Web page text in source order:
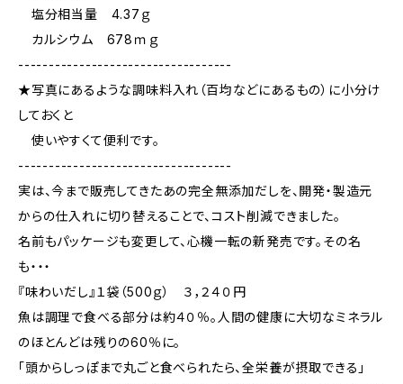
塩分相当量 4.37ｇ
カルシウム 678ｍｇ
-----------------------------------
★写真にあるような調味料入れ（百均などにあるもの）に小分け
しておくと
使いやすくて便利です。
-----------------------------------
実は、今まで販売してきたあの完全無添加だしを、開発・製造元
からの仕入れに切り替えることで、コスト削減できました。
名前もパッケージも変更して、心機一転の新発売です。その名
も・・・
『味わいだし』１袋（500ｇ） ３，２４０円
魚は調理で食べる部分は約４０％。人間の健康に大切なミネラル
のほとんどは残りの60％に。
「頭からしっぽまで丸ごと食べられたら、全栄養が摂取できる」